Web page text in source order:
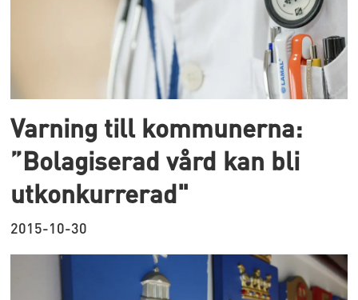
Varning till kommunerna:
”Bolagiserad vård kan bli
utkonkurrerad"
2015-10-30